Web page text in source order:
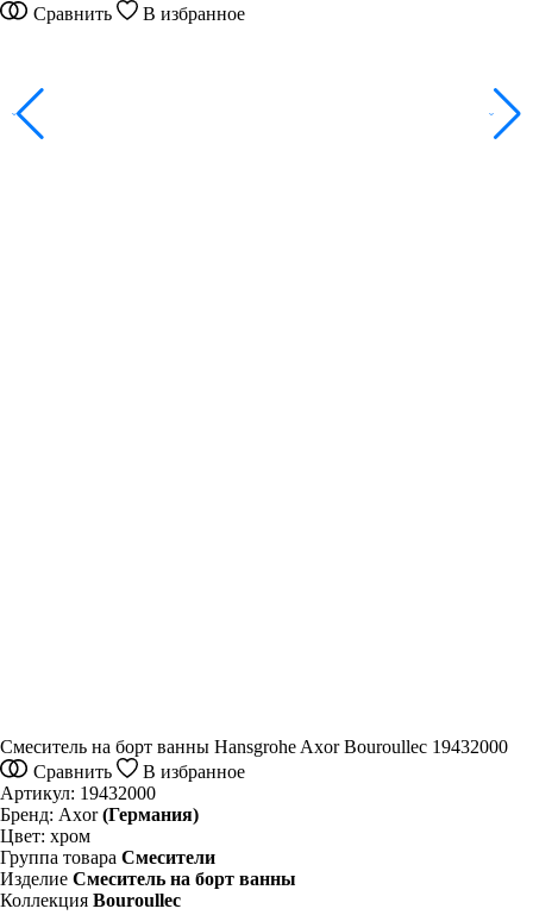
Сравнить
В избранное
Смеситель на борт ванны Hansgrohe Axor Bouroullec 19432000
Сравнить
В избранное
Артикул: 19432000
Бренд: Axor (Германия)
Цвет: хром
Группа товара Смесители
Изделие Смеситель на борт ванны
Коллекция Bouroullec